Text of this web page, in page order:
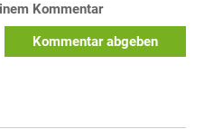
Kommentar
Kommentar abgeben